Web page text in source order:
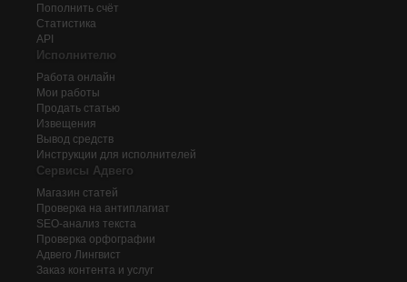
Пополнить счёт
Статистика
API
Исполнителю
Работа онлайн
Мои работы
Продать статью
Извещения
Вывод средств
Инструкции для исполнителей
Сервисы Адвего
Магазин статей
Проверка на антиплагиат
SEO-анализ текста
Проверка орфографии
Адвего Лингвист
Заказ контента и услуг